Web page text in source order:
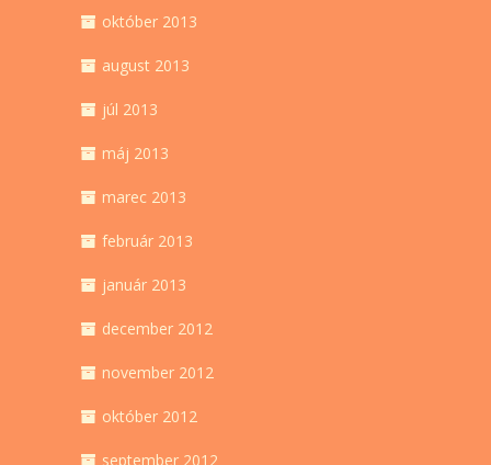
október 2013
august 2013
júl 2013
máj 2013
marec 2013
február 2013
január 2013
december 2012
november 2012
október 2012
september 2012